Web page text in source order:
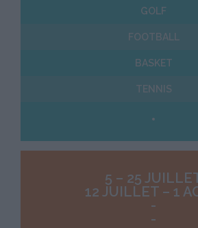
GOLF
FOOTBALL
BASKET
TENNIS
5 – 25
12 JUILLET – 1
-
-